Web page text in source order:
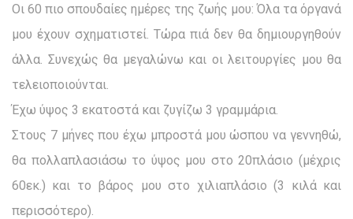
Οι 60 πιο σπουδαίες ημέρες της ζωής μου: Όλα τα όργανά
μου έχουν σχηματιστεί. Τώρα πιά δεν θα δημιουργηθούν
άλλα. Συνεχώς θα μεγαλώνω και οι λειτουργίες μου θα
τελειοποιούνται.
Έχω ύψος 3 εκατοστά και ζυγίζω 3 γραμμάρια.
Στους 7 μήνες που έχω μπροστά μου ώσπου να γεννηθώ,
θα πολλαπλασιάσω το ύψος μου στο 20πλάσιο (μέχρις
60εκ.) και το βάρος μου στο χιλιαπλάσιο (3 κιλά και
περισσότερο).